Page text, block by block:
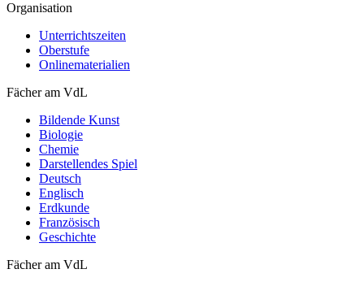
Organisation
Unterrichtszeiten
Oberstufe
Onlinematerialien
Fächer am VdL
Bildende Kunst
Biologie
Chemie
Darstellendes Spiel
Deutsch
Englisch
Erdkunde
Französisch
Geschichte
Fächer am VdL